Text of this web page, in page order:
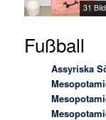
31
Fußball
Assyriska